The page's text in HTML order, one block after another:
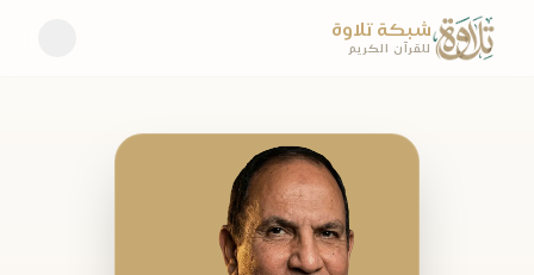
شبكة تلاوة
للقرآن الكريم